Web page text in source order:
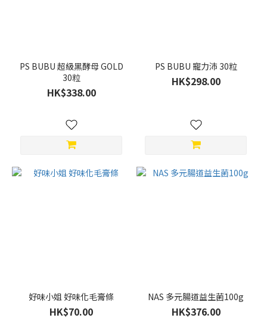
PS BUBU 超級黑酵母 GOLD
30粒
HK$338.00
PS BUBU 寵力沛 30粒
HK$298.00
好味小姐 好味化毛膏條
HK$70.00
NAS 多元腸道益生菌100g
HK$376.00